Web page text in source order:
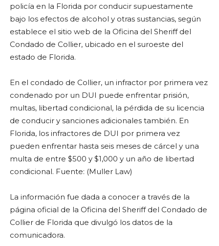
policía en la Florida por conducir supuestamente
bajo los efectos de alcohol y otras sustancias, según
establece el sitio web de la Oficina del Sheriff del
Condado de Collier, ubicado en el suroeste del
estado de Florida.
En el condado de Collier, un infractor por primera vez
condenado por un DUI puede enfrentar prisión,
multas, libertad condicional, la pérdida de su licencia
de conducir y sanciones adicionales también. En
Florida, los infractores de DUI por primera vez
pueden enfrentar hasta seis meses de cárcel y una
multa de entre $500 y $1,000 y un año de libertad
condicional. Fuente: (Muller Law)
La información fue dada a conocer a través de la
página oficial de la Oficina del Sheriff del Condado de
Collier de Florida que divulgó los datos de la
comunicadora.